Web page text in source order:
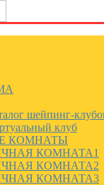
шейпинг-
клуб
КОМНАТЫ
КОМНАТА1
КОМНАТА2
КОМНАТА3